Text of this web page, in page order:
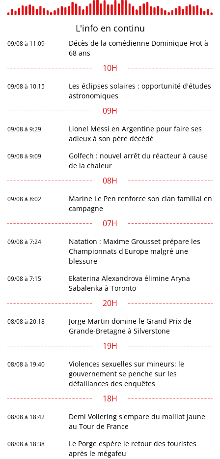
L'info en continu
09/08 à 11:09
Décès de la comédienne Dominique Frot à
68 ans
10H
09/08 à 10:15
Les éclipses solaires : opportunité d'études
astronomiques
09H
09/08 à 9:29
Lionel Messi en Argentine pour faire ses
adieux à son père décédé
09/08 à 9:09
Golfech : nouvel arrêt du réacteur à cause
de la chaleur
08H
09/08 à 8:02
Marine Le Pen renforce son clan familial en
campagne
07H
09/08 à 7:24
Natation : Maxime Grousset prépare les
Championnats d'Europe malgré une
blessure
09/08 à 7:15
Ekaterina Alexandrova élimine Aryna
Sabalenka à Toronto
20H
08/08 à 20:18
Jorge Martin domine le Grand Prix de
Grande-Bretagne à Silverstone
19H
08/08 à 19:40
Violences sexuelles sur mineurs: le
gouvernement se penche sur les
défaillances des enquêtes
18H
08/08 à 18:42
Demi Vollering s'empare du maillot jaune
au Tour de France
08/08 à 18:38
Le Porge espère le retour des touristes
après le mégafeu